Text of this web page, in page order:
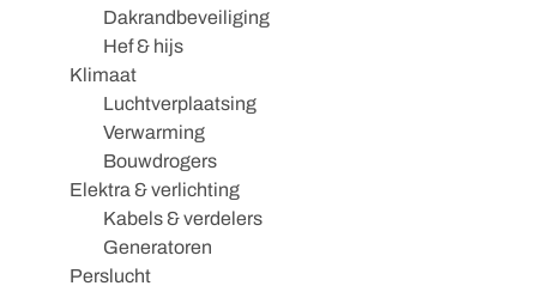
Dakrandbeveiliging
Hef & hijs
Klimaat
Luchtverplaatsing
Verwarming
Bouwdrogers
Elektra & verlichting
Kabels & verdelers
Generatoren
Perslucht